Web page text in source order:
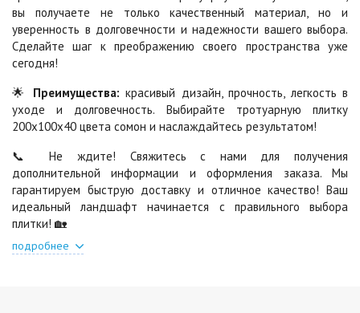
Стоун
990 ₽ /м2
Хаски
990 ₽/м2
790 ₽/м2
990 ₽ /м2
Шафран
990 ₽/м
Янтарь
990 ₽/м
990 ₽
вы получаете не только качественный материал, но и
уверенность в долговечности и надежности вашего выбора.
Сделайте шаг к преображению своего пространства уже
сегодня!
🌟 Преимущества: красивый дизайн, прочность, легкость в
уходе и долговечность. Выбирайте тротуарную плитку
200х100х40 цвета сомон и наслаждайтесь результатом!
📞 Не ждите! Свяжитесь с нами для получения
дополнительной информации и оформления заказа. Мы
гарантируем быструю доставку и отличное качество! Ваш
идеальный ландшафт начинается с правильного выбора
плитки! 🏡
подробнее